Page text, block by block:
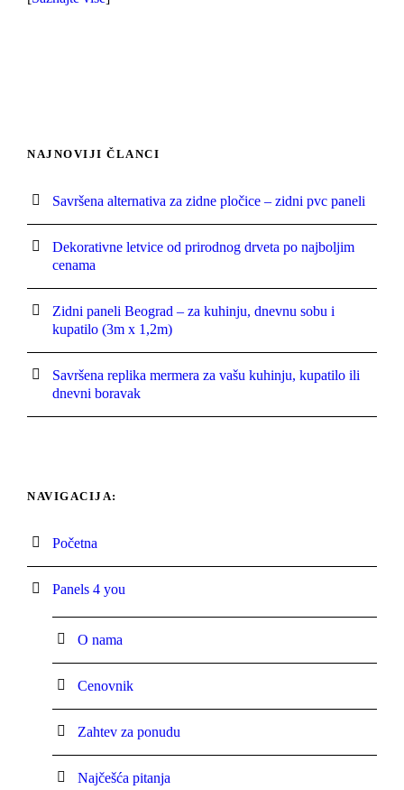
NAJNOVIJI ČLANCI
Savršena alternativa za zidne pločice – zidni pvc paneli
Dekorativne letvice od prirodnog drveta po najboljim
cenama
Zidni paneli Beograd – za kuhinju, dnevnu sobu i
kupatilo (3m x 1,2m)
Savršena replika mermera za vašu kuhinju, kupatilo ili
dnevni boravak
NAVIGACIJA:
Početna
Panels 4 you
O nama
Cenovnik
Zahtev za ponudu
Najčešća pitanja